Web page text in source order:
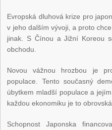
Evropská dluhová krize pro
v jeho dalším vývoji, a proto
jinak. S Čínou a Jižní Koreou
obchodu.
Novou vážnou hrozbou je
populace. Tento současný
úbytkem mladší populace a
každou ekonomiku je to
Schopnost Japonska